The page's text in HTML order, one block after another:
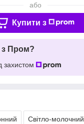
або
Купити з
з Пром?
захистом
Світло-молочний